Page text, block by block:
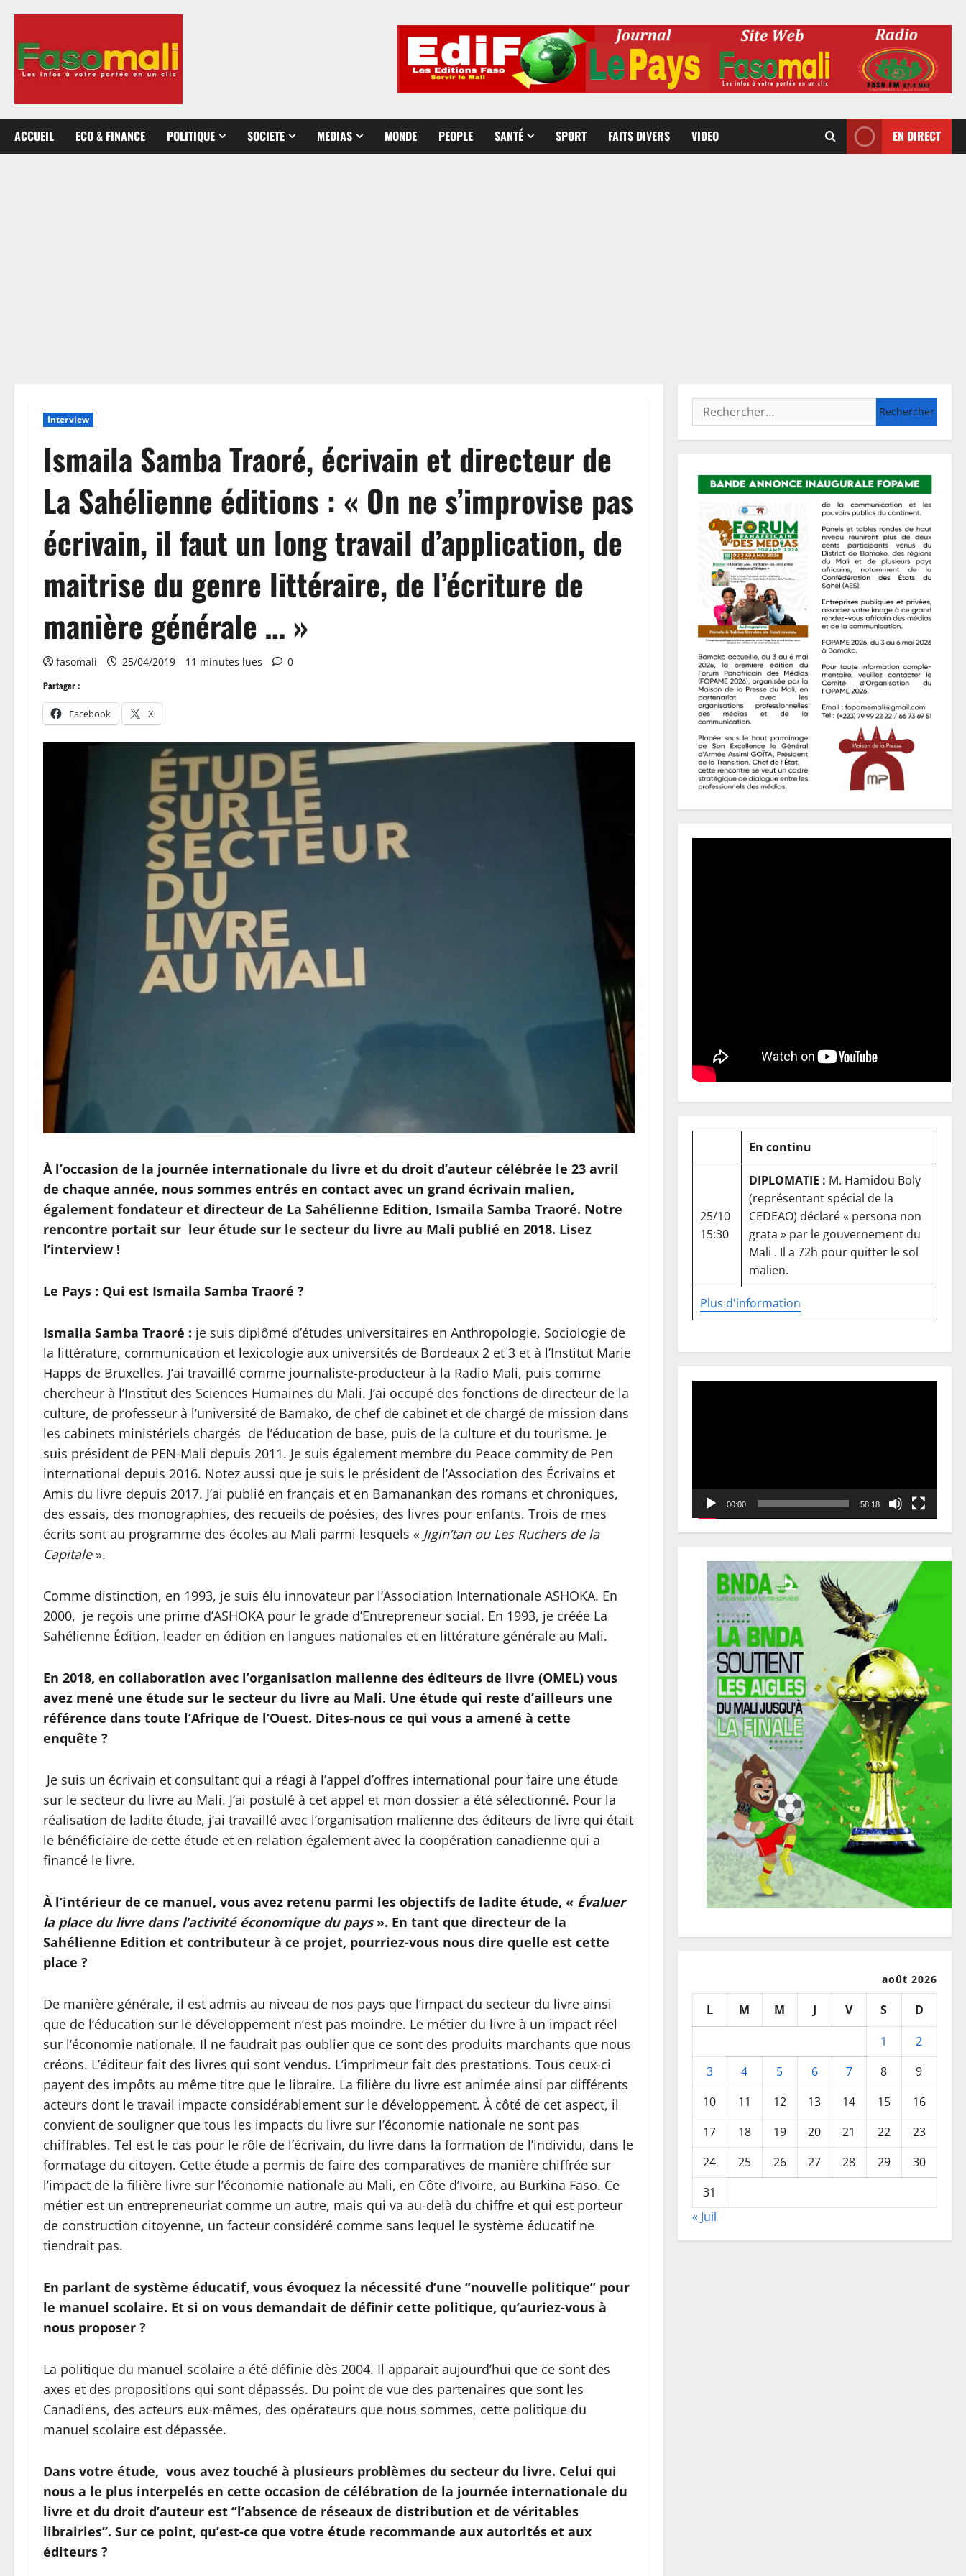
contenu
ACCUEIL ECO & FINANCE POLITIQUE SOCIETE MEDIAS MONDE PEOPLE SANTÉ SPORT FAITS DIVERS VIDEO EN DIRECT
Interview
Ismaila Samba Traoré, écrivain et directeur de
La Sahélienne éditions : « On ne s’improvise pas
écrivain, il faut un long travail d’application, de
maitrise du genre littéraire, de l’écriture de
manière générale … »
fasomali 25/04/2019 11 minutes lues 0
Partager :
Facebook X
À l’occasion de la journée internationale du livre et du droit d’auteur célébrée le 23 avril
de chaque année, nous sommes entrés en contact avec un grand écrivain malien,
également fondateur et directeur de La Sahélienne Edition, Ismaila Samba Traoré. Notre
rencontre portait sur leur étude sur le secteur du livre au Mali publié en 2018. Lisez
l’interview !
Le Pays : Qui est Ismaila Samba Traoré ?
Ismaila Samba Traoré : je suis diplômé d’études universitaires en Anthropologie, Sociologie de
la littérature, communication et lexicologie aux universités de Bordeaux 2 et 3 et à l’Institut Marie
Happs de Bruxelles. J’ai travaillé comme journaliste-producteur à la Radio Mali, puis comme
chercheur à l’Institut des Sciences Humaines du Mali. J’ai occupé des fonctions de directeur de la
culture, de professeur à l’université de Bamako, de chef de cabinet et de chargé de mission dans
les cabinets ministériels chargés de l’éducation de base, puis de la culture et du tourisme. Je
suis président de PEN-Mali depuis 2011. Je suis également membre du Peace commity de Pen
international depuis 2016. Notez aussi que je suis le président de l’Association des Écrivains et
Amis du livre depuis 2017. J’ai publié en français et en Bamanankan des romans et chroniques,
des essais, des monographies, des recueils de poésies, des livres pour enfants. Trois de mes
écrits sont au programme des écoles au Mali parmi lesquels « Jigin’tan ou Les Ruchers de la
Capitale».
Comme distinction, en 1993, je suis élu innovateur par l’Association Internationale ASHOKA. En
2000, je reçois une prime d’ASHOKA pour le grade d’Entrepreneur social. En 1993, je créée La
Sahélienne Édition, leader en édition en langues nationales et en littérature générale au Mali.
En 2018, en collaboration avec l’organisation malienne des éditeurs de livre (OMEL) vous
avez mené une étude sur le secteur du livre au Mali. Une étude qui reste d’ailleurs une
référence dans toute l’Afrique de l’Ouest. Dites-nous ce qui vous a amené à cette
enquête ?
Je suis un écrivain et consultant qui a réagi à l’appel d’offres international pour faire une étude
sur le secteur du livre au Mali. J’ai postulé à cet appel et mon dossier a été sélectionné. Pour la
réalisation de ladite étude, j’ai travaillé avec l’organisation malienne des éditeurs de livre qui était
le bénéficiaire de cette étude et en relation également avec la coopération canadienne qui a
financé le livre.
À l’intérieur de ce manuel, vous avez retenu parmi les objectifs de ladite étude, « Évaluer
la place du livre dans l’activité économique du pays». En tant que directeur de la
Sahélienne Edition et contributeur à ce projet, pourriez-vous nous dire quelle est cette
place ?
De manière générale, il est admis au niveau de nos pays que l’impact du secteur du livre ainsi
que de l’éducation sur le développement n’est pas moindre. Le métier du livre à un impact réel
sur l’économie nationale. Il ne faudrait pas oublier que ce sont des produits marchants que nous
créons. L’éditeur fait des livres qui sont vendus. L’imprimeur fait des prestations. Tous ceux-ci
payent des impôts au même titre que le libraire. La filière du livre est animée ainsi par différents
acteurs dont le travail impacte considérablement sur le développement. À côté de cet aspect, il
convient de souligner que tous les impacts du livre sur l’économie nationale ne sont pas
chiffrables. Tel est le cas pour le rôle de l’écrivain, du livre dans la formation de l’individu, dans le
formatage du citoyen. Cette étude a permis de faire des comparatives de manière chiffrée sur
l’impact de la filière livre sur l’économie nationale au Mali, en Côte d’Ivoire, au Burkina Faso. Ce
métier est un entrepreneuriat comme un autre, mais qui va au-delà du chiffre et qui est porteur
de construction citoyenne, un facteur considéré comme sans lequel le système éducatif ne
tiendrait pas.
En parlant de système éducatif, vous évoquez la nécessité d’une ‘’nouvelle politique’’ pour
le manuel scolaire. Et si on vous demandait de définir cette politique, qu’auriez-vous à
nous proposer ?
La politique du manuel scolaire a été définie dès 2004. Il apparait aujourd’hui que ce sont des
axes et des propositions qui sont dépassés. Du point de vue des partenaires que sont les
Canadiens, des acteurs eux-mêmes, des opérateurs que nous sommes, cette politique du
manuel scolaire est dépassée.
Dans votre étude, vous avez touché à plusieurs problèmes du secteur du livre. Celui qui
nous a le plus interpelés en cette occasion de célébration de la journée internationale du
livre et du droit d’auteur est ‘’l’absence de réseaux de distribution et de véritables
librairies’’. Sur ce point, qu’est-ce que votre étude recommande aux autorités et aux
éditeurs ?
Rechercher :
En continu
Plus d'information
25/10
15:30
DIPLOMATIE : M. Hamidou Boly
(représentant spécial de la
CEDEAO) déclaré « persona non
grata » par le gouvernement du
Mali . Il a 72h pour quitter le sol
malien.
00:00 58:18
août 2026
L M M J V S
D
1
2
3
4 5 6 7 8
9
10
11 12 13 14 15
16
17
18 19 20 21 22
23
24
25 26 27 28 29
30
31
« Juil